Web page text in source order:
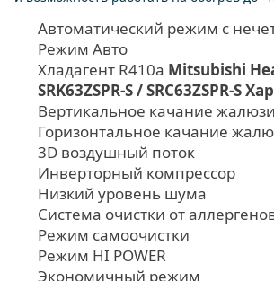
Автоматический режим с
Режим Авто
Хладагент R410a Mitsubishi
SRK63ZSPR-S / SRC63ZSPR-S
Вертикальное качание жалюзи
Горизонтальное качание
3D воздушный поток
Инверторный компрессор
Низкий уровень шума
Система очистки от
Режим самоочистки
Режим HI POWER
Экономичный режим